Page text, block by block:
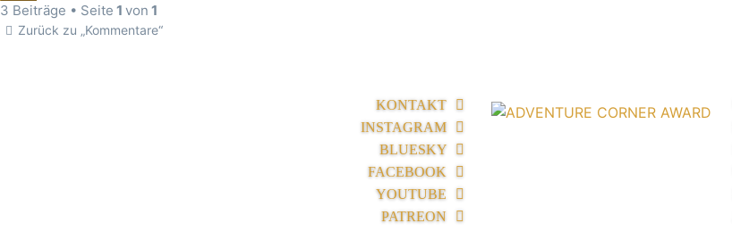
3 Beiträge • Seite 1 von 1
Zurück zu „Kommentare“
KONTAKT
INSTAGRAM
BLUESKY
FACEBOOK
YOUTUBE
PATREON